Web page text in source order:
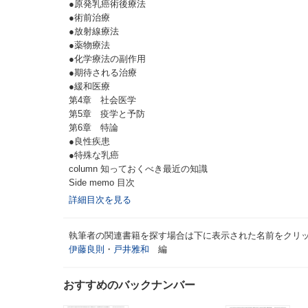
●原発乳癌術後療法
●術前治療
●放射線療法
●薬物療法
●化学療法の副作用
●期待される治療
●緩和医療
第4章 社会医学
第5章 疫学と予防
第6章 特論
●良性疾患
●特殊な乳癌
column 知っておくべき最近の知識
Side memo 目次
詳細目次を見る
執筆者の関連書籍を探す場合は下に表示された名前をクリ
伊藤良則 ・ 戸井雅和 編
おすすめのバックナンバー